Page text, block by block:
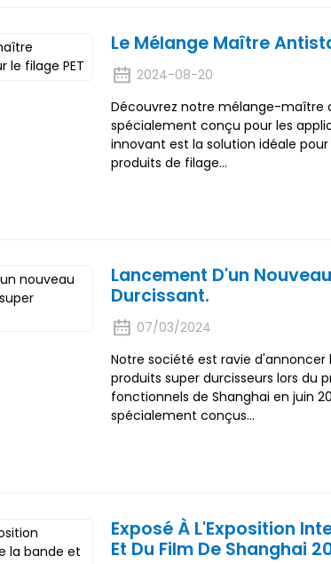
Le Mélange Maître
2024-08-20
Découvrez notre mélange-maître
spécialement conçu pour les
innovant est la solution idéale
produits de filage…
Lancement D'un
Durcissant.
07/03/2024
Notre société est ravie
produits super durcisseurs lors du
fonctionnels de Shanghai en juin
spécialement conçus...
Exposé À L'Exposition
Et Du Film De Shanghai